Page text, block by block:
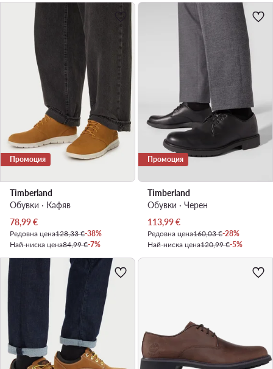
Промоция
Timberland
Обувки · Кафяв
Актуална цена
78,99€
Редовна цена128,33 €-38%
Най-ниска цена84,99 €-7%
Промоция
Timberland
Обувки · Черен
Актуална цена
113,99€
Редовна цена160,03 €-28%
Най-ниска цена120,99 €-5%